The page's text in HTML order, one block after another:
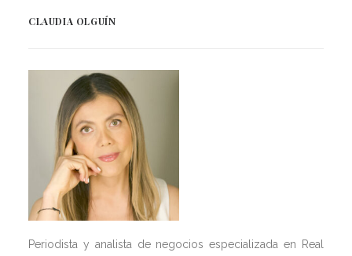
CLAUDIA OLGUÍN
Periodista y analista de negocios especializada en Real